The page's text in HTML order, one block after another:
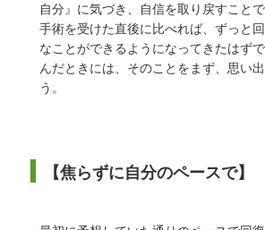
自分』に気づき、自信を取り戻すことで
手術を受けた直後に比べれば、ずっと
なことができるようになってきたはず
んだときには、そのことをまず、思い
う。
【焦らずに自分のペースで】